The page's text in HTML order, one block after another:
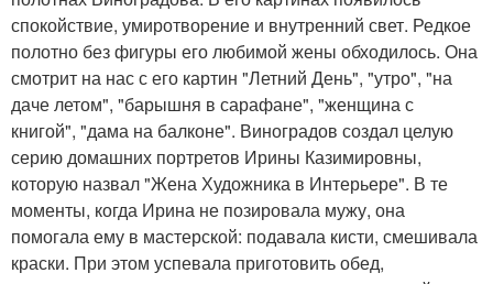
спокойствие, умиротворение и внутренний свет. Редкое
полотно без фигуры его любимой жены обходилось. Она
смотрит на нас с его картин "Летний День", "утро", "на
даче летом", "барышня в сарафане", "женщина с
книгой", "дама на балконе". Виноградов создал целую
серию домашних портретов Ирины Казимировны,
которую назвал "Жена Художника в Интерьере". В те
моменты, когда Ирина не позировала мужу, она
помогала ему в мастерской: подавала кисти, смешивала
краски. При этом успевала приготовить обед,